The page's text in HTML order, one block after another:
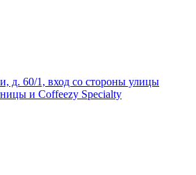
д. 60/1, вход со стороны улицы
и Coffeezy Specialty